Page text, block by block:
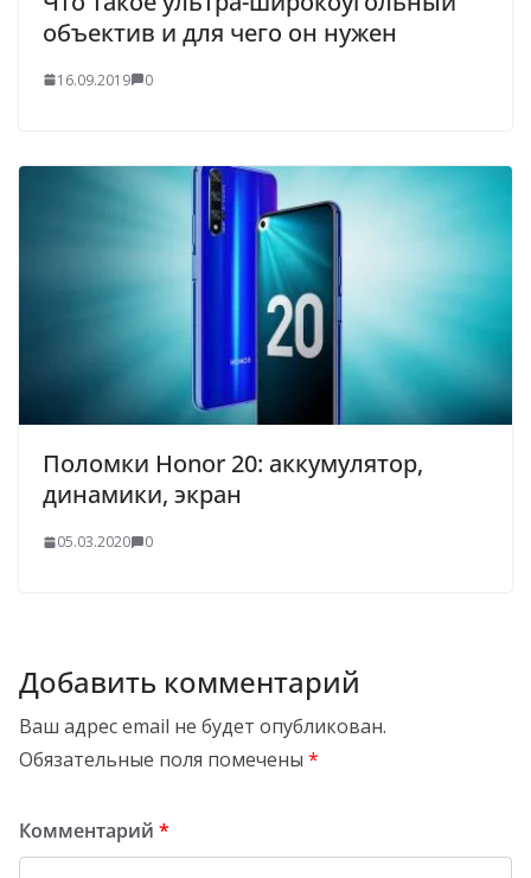
объектив и для чего он нужен
16.09.2019 0
Поломки Honor 20: аккумулятор,
динамики, экран
05.03.2020 0
Добавить комментарий
Ваш адрес email не будет опубликован.
Обязательные поля помечены *
Комментарий *